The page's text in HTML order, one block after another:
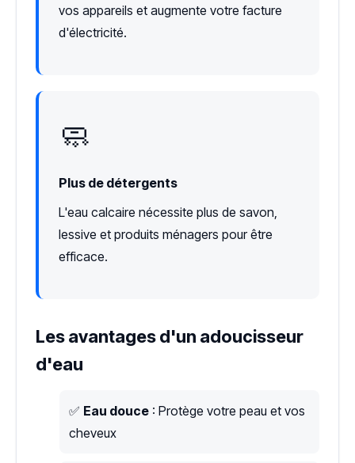
vos appareils et augmente votre facture
d'électricité.
🧼
Plus de détergents
L'eau calcaire nécessite plus de savon,
lessive et produits ménagers pour être
efficace.
Les avantages d'un adoucisseur
d'eau
✅ Eau douce : Protège votre peau et vos
cheveux